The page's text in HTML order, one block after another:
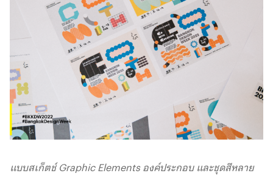
แบบสเก็ตช์ Graphic Elements องค์ประกอบ และชุดสีหลาย